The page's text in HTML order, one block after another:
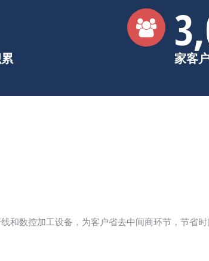
家客
和数控加工设备，为客户省去中间商环节，节省